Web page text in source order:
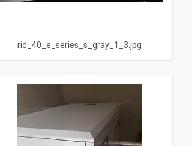
rid_40_e_series_s_gray_1_3.jpg